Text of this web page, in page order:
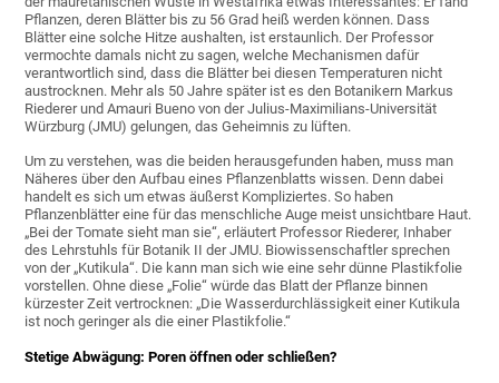
Pflanzen, deren Blätter bis zu 56 Grad heiß werden können. Dass
Blätter eine solche Hitze aushalten, ist erstaunlich. Der Professor
vermochte damals nicht zu sagen, welche Mechanismen dafür
verantwortlich sind, dass die Blätter bei diesen Temperaturen nicht
austrocknen. Mehr als 50 Jahre später ist es den Botanikern Markus
Riederer und Amauri Bueno von der Julius-Maximilians-Universität
Würzburg (JMU) gelungen, das Geheimnis zu lüften.
Um zu verstehen, was die beiden herausgefunden haben, muss man
Näheres über den Aufbau eines Pflanzenblatts wissen. Denn dabei
handelt es sich um etwas äußerst Kompliziertes. So haben
Pflanzenblätter eine für das menschliche Auge meist unsichtbare Haut.
„Bei der Tomate sieht man sie“, erläutert Professor Riederer, Inhaber
des Lehrstuhls für Botanik II der JMU. Biowissenschaftler sprechen
von der „Kutikula“. Die kann man sich wie eine sehr dünne Plastikfolie
vorstellen. Ohne diese „Folie“ würde das Blatt der Pflanze binnen
kürzester Zeit vertrocknen: „Die Wasserdurchlässigkeit einer Kutikula
ist noch geringer als die einer Plastikfolie.“
Stetige Abwägung: Poren öffnen oder schließen?